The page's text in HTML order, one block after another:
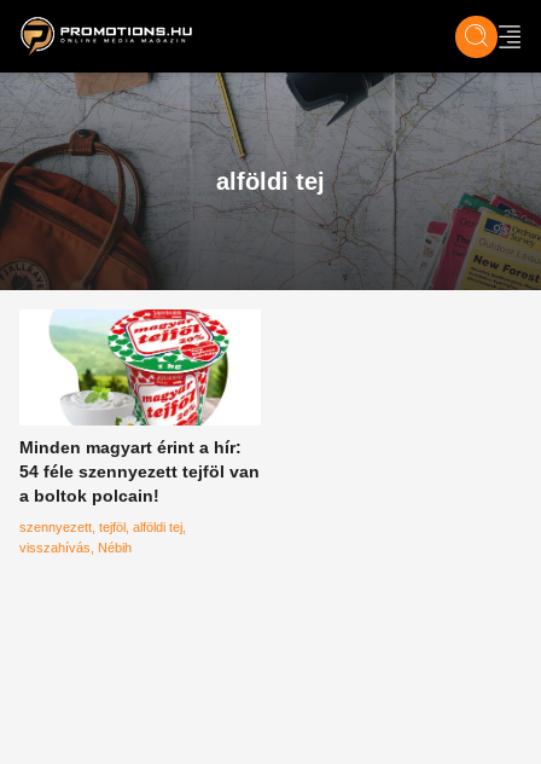
ZENE, FILM & KULT ÉLET TECH &
alföldi tej
Minden magyart érint a hír:
54 féle szennyezett tejföl van
a boltok polcain!
szennyezett tejföl alföldi tej
visszahívás
Nébih